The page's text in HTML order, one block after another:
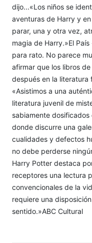
dijo...«Los niños se
aventuras de Harry y
parar, una y otra vez,
magia de Harry.»El
para rato. No parece
afirmar que los libros
después en la literatura
«Asistimos a una
literatura juvenil de
sabiamente
donde discurre una
cualidades y defectos
no debe perderse
Harry Potter destaca
receptores una lectura
convencionales de la
requiere una
sentido.»ABC Cultural